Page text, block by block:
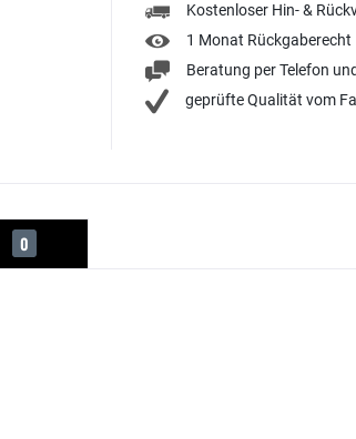
Kostenloser Hin- &
1 Monat Rückgaberecht
Beratung per Telefon
geprüfte Qualität vom
0